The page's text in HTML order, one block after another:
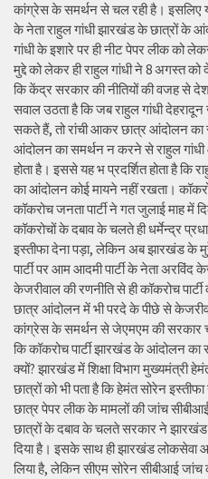
कांग्रेस के समर्थन से चल रही है। इसलिए
के नेता राहुल गांधी झारखंड के छात्रों के
गांधी के इशारे पर ही नीट पेपर लीक को
मुद्दे को लेकर ही राहुल गांधी ने 8 अगस्त
कि केंद्र सरकार की नीतियों की वजह से देश
सवाल उठता है कि जब राहुल गांधी
सकते हैं, तो रांची आकर छात्र आंदोलन का
आंदोलन का समर्थन न करने से राहुल गांधी
होता है। इससे यह भ प्रदर्शित होता है कि
का आंदोलन कोई मायने नहीं रखता।
कॉकरोच जनता पार्टी ने गत जुलाई माह में
कॉकरोचों के दबाव के चलते ही धर्मेन्द्र
इस्तीफा देना पड़ा, लेकिन अब झारखंड के
पार्टी पर आम आदमी पार्टी के नेता
केजरीवाल की रणनीति से ही कॉकरोच
छात्र आंदोलन में भी परदे के पीछे से
कांग्रेस के समर्थन से जेएमएम की सरकार
कि कॉकरोच पार्टी झारखंड के आंदोलन
क्यों? झारखंड में शिक्षा विभाग मुख्यमंत्री
छात्रों को भी पता है कि हेमंत सोरेन
छात्र पेपर लीक के मामलों की जांच
छात्रों के दबाव के चलते सरकार ने झारखंड
दिया है। इसके साथ ही झारखंड लोकसेवा
लिया है, लेकिन सीएम सोरेन सीबीआई जांच